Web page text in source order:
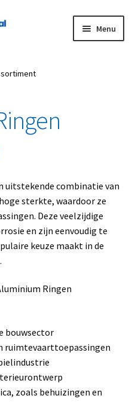
Menu
uitstekende combinatie van
sterkte, waardoor ze
Deze veelzijdige
en zijn eenvoudig te
keuze maakt in de
Ringen
bouwsector
ruimtevaarttoepassingen
zoals behuizingen en